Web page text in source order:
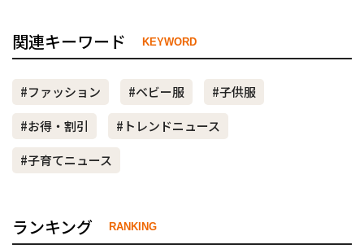
関連キーワード KEYWORD
#ファッション #ベビー服
#子供服
#お得・割引
#トレンドニュース
#子育てニュース
ランキング RANKING